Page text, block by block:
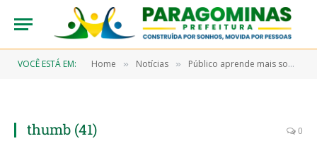
VOCÊ ESTÁ EM: Home » Notícias » Público aprende mais sobre oportunidades para negócios sustentáveis durante seminário
thumb (41) 0